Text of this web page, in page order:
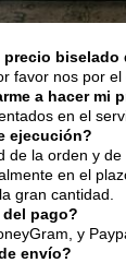
biselado
favor nos por
a hacer mi
en el
ejecución?
de la orden y
en el
gran cantidad.
pago?
y
envío?